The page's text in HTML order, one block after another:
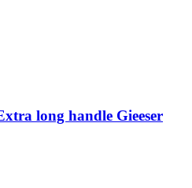
long handle Gieeser